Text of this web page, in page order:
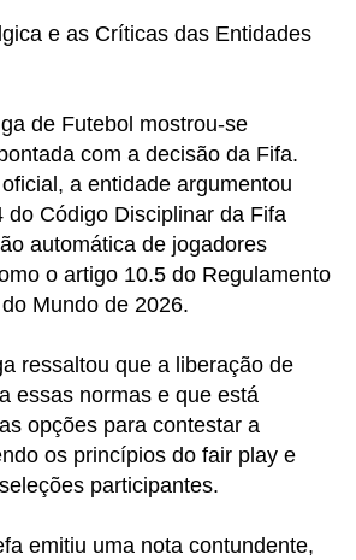
e as Críticas das Entidades
de Futebol mostrou-se
com a decisão da Fifa.
a entidade argumentou
do Código Disciplinar da Fifa
automática de jogadores
o artigo 10.5 do Regulamento
Mundo de 2026.
ressaltou que a liberação de
essas normas e que está
opções para contestar a
os princípios do fair play e
participantes.
emitiu uma nota contundente,